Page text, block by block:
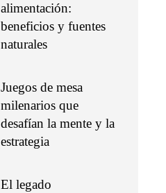
alimentación:
beneficios y fuentes
naturales
Juegos de mesa
milenarios que
desafían la mente y la
estrategia
El legado